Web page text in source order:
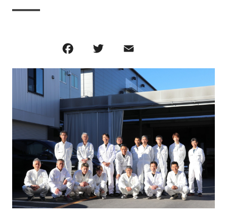
a
c
e
b
o
o
k
w
te
r
m
ai
l
有